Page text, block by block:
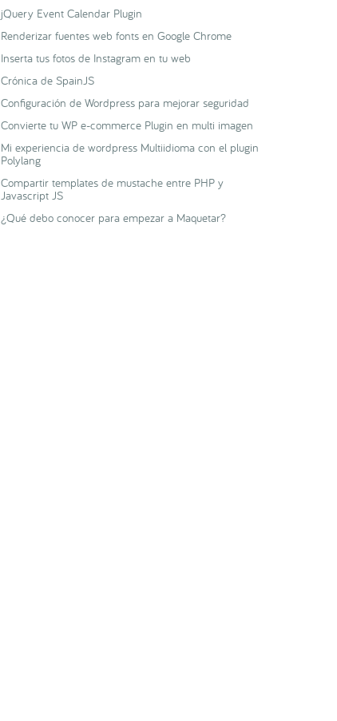
jQuery Event Calendar Plugin
Renderizar fuentes web fonts en Google Chrome
Inserta tus fotos de Instagram en tu web
Crónica de SpainJS
Configuración de Wordpress para mejorar seguridad
Convierte tu WP e-commerce Plugin en multi imagen
Mi experiencia de wordpress Multiidioma con el plugin
Polylang
Compartir templates de mustache entre PHP y
Javascript JS
¿Qué debo conocer para empezar a Maquetar?